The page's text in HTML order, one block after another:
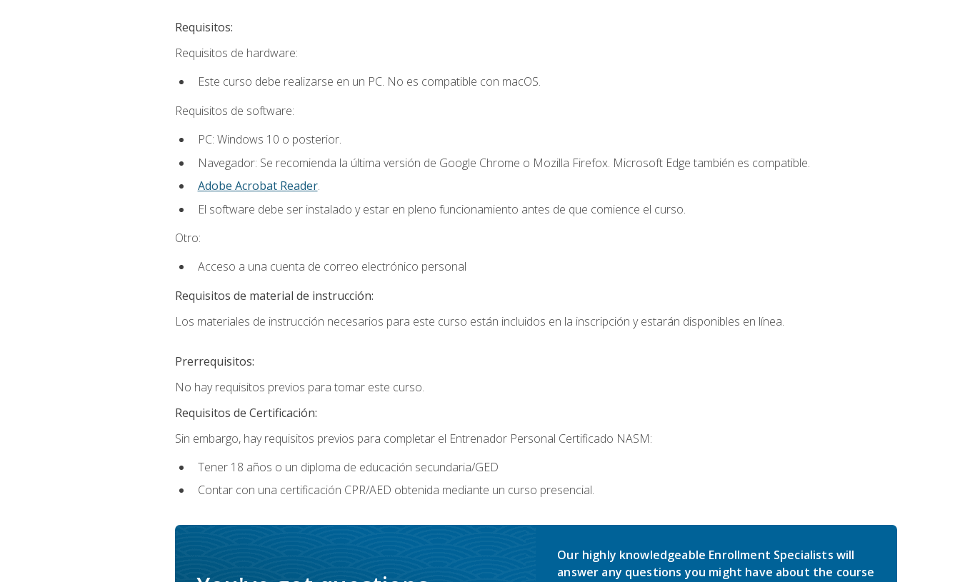
Requisitos:
Requisitos de hardware:
Este curso debe realizarse en un PC. No es compatible con macOS.
Requisitos de software:
PC: Windows 10 o posterior.
Navegador: Se recomienda la última versión de Google Chrome o Mozilla Firefox. Microsoft Edge también es compatible.
Adobe Acrobat Reader.
El software debe ser instalado y estar en pleno funcionamiento antes de que comience el curso.
Otro:
Acceso a una cuenta de correo electrónico personal
Requisitos de material de instrucción:
Los materiales de instrucción necesarios para este curso están incluidos en la inscripción y estarán disponibles en línea.
Prerrequisitos:
No hay requisitos previos para tomar este curso.
Requisitos de Certificación:
Sin embargo, hay requisitos previos para completar el Entrenador Personal Certificado NASM:
Tener 18 años o un diploma de educación secundaria/GED
Contar con una certificación CPR/AED obtenida mediante un curso presencial.
Our highly knowledgeable Enrollment Specialists will
answer any questions you might have about the course